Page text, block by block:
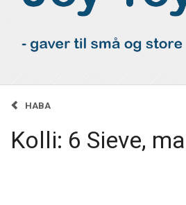
HABA
Kolli: 6 Sieve,